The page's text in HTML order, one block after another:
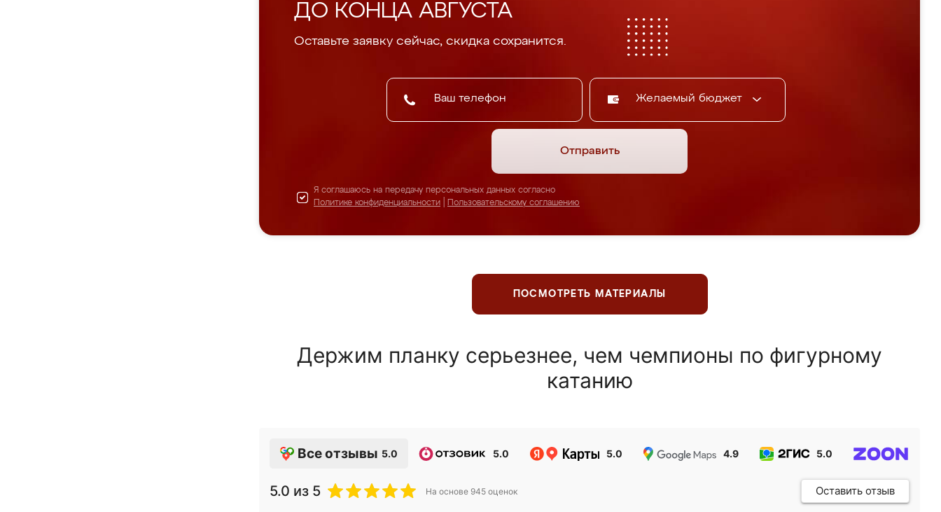
ДО КОНЦА АВГУСТА
Оставьте заявку сейчас, скидка сохранится.
Желаемый бюджет
Отправить
Я соглашаюсь на передачу персональных данных согласно
Политике конфиденциальности
Пользовательскому соглашению
ПОСМОТРЕТЬ МАТЕРИАЛЫ
Держим планку серьезнее, чем чемпионы по фигурному
катанию
Все отзывы 5.0 5.0 5.0 4.9 5.0
5.0 из 5 На основе 945 оценок Оставить отзыв